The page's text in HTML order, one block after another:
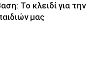
Το κλειδί για την
µας